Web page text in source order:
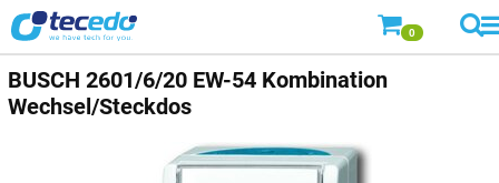
0
BUSCH 2601/6/20 EW-54 Kombination
Wechsel/Steckdos